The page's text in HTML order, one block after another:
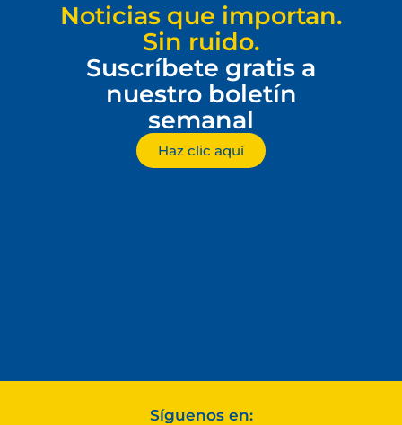
Noticias que importan.
Sin ruido.
Suscríbete gratis a
nuestro boletín
semanal
Haz clic aquí
Síguenos en: